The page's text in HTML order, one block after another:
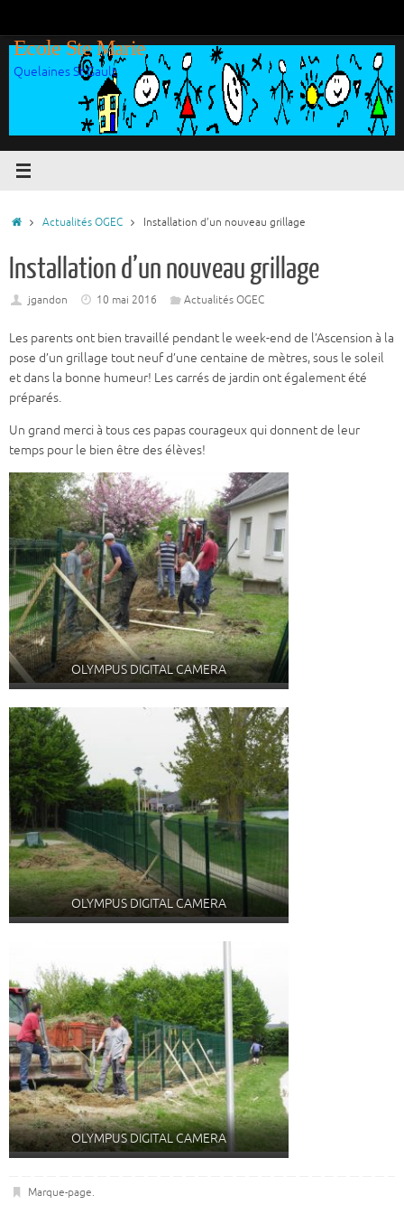
contenu
Ecole Ste Marie
Quelaines St Gault
Accueil
Actualités OGEC Installation d’un nouveau grillage
Installation d’un nouveau grillage
jgandon 10 mai 2016 Actualités OGEC
Les parents ont bien travaillé pendant le week-end de l’Ascension à la
pose d’un grillage tout neuf d’une centaine de mètres, sous le soleil
et dans la bonne humeur! Les carrés de jardin ont également été
préparés.
Un grand merci à tous ces papas courageux qui donnent de leur
temps pour le bien être des élèves!
OLYMPUS DIGITAL CAMERA
OLYMPUS DIGITAL CAMERA
OLYMPUS DIGITAL CAMERA
Marque-page.